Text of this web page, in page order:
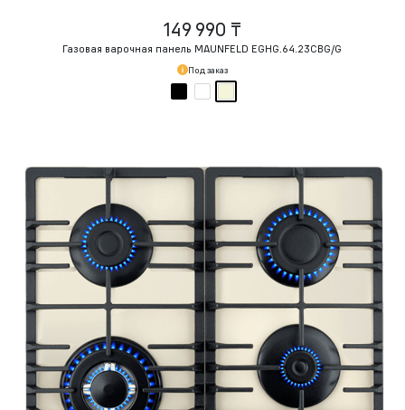
149 990 ₸
Газовая варочная панель MAUNFELD EGHG.64.23CBG/G
Под заказ